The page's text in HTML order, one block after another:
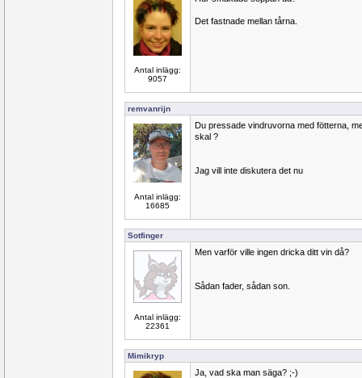
Antal inlägg:
9057
Det fastnade mellan tårna.
remvanrijn
Antal inlägg:
16685
Du pressade vindruvorna med fötterna,
skal ?
Jag vill inte diskutera det nu
Sotfinger
Antal inlägg:
22361
Men varför ville ingen dricka ditt vin då?
Sådan fader, sådan son.
Mimikryp
Ja, vad ska man säga? ;-)